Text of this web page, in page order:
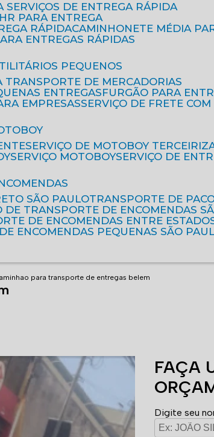
SERVIÇOS DE ENTREGA RÁPIDA
HR PARA ENTREGA
RÁPIDA CAMINHONETE MÉDIA
ENTREGAS RÁPIDAS
PEQUENOS
TRANSPORTE DE MERCADORIAS
ENTREGAS
FURGÃO PARA
EMPRESAS
SERVIÇO DE FRETE
SERVIÇO DE MOTOBOY
SERVIÇO MOTOBOY
SERVIÇO DE
SÃO PAULO
TRANSPORTE DE
DE TRANSPORTE DE ENCOMENDAS
DE ENCOMENDAS ENTRE
DE ENCOMENDAS PEQUENAS SÃO
para transporte de entregas belem
FAÇA
Digite seu